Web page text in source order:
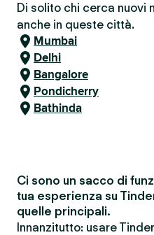
Di solito chi cerca nuovi
anche in queste città.
Mumbai
Delhi
Bangalore
Pondicherry
Bathinda
Ci sono un sacco di
tua esperienza su
quelle principali.
Innanzitutto: usare